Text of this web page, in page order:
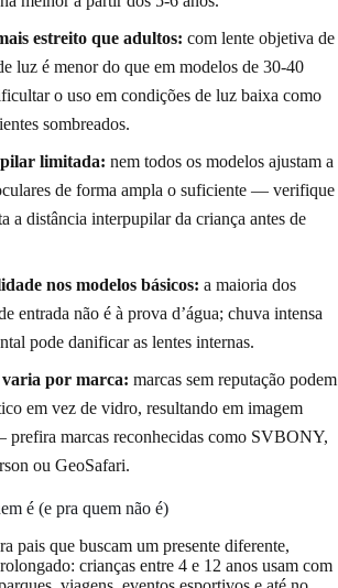
estreito que adultos: com lente objetiva de
luz é menor do que em modelos de 30-40
o uso em condições de luz baixa como
sombreados.
limitada: nem todos os modelos ajustam a
de forma ampla o suficiente — verifique
a distância interpupilar da criança antes de
nos modelos básicos: a maioria dos
entrada não é à prova d’água; chuva intensa
pode danificar as lentes internas.
por marca: marcas sem reputação podem
em vez de vidro, resultando em imagem
prefira marcas reconhecidas como SVBONY,
ou GeoSafari.
é (e pra quem não é)
pais que buscam um presente diferente,
crianças entre 4 e 12 anos usam com